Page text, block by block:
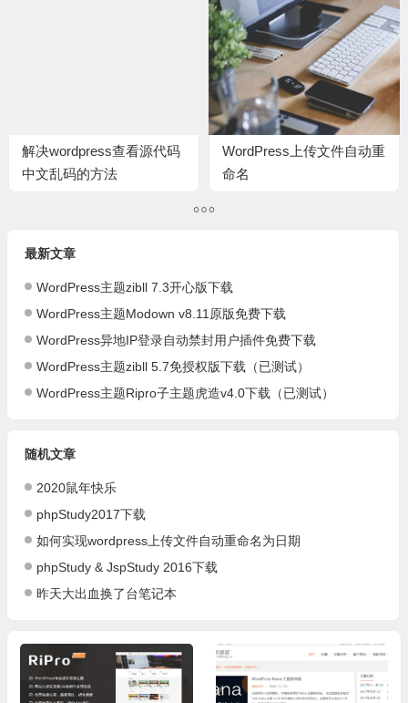
解决wordpress查看源代码
中文乱码的方法
WordPress上传文件自动重
命名
最新文章
WordPress主题zibll 7.3开心版下载
WordPress主题Modown v8.11原版免费下载
WordPress异地IP登录自动禁封用户插件免费下载
WordPress主题zibll 5.7免授权版下载（已测试）
WordPress主题Ripro子主题虎造v4.0下载（已测试）
随机文章
2020鼠年快乐
phpStudy2017下载
如何实现wordpress上传文件自动重命名为日期
phpStudy & JspStudy 2016下载
昨天大出血换了台笔记本